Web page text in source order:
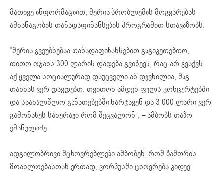
მათივე ინფორმაციით, მერია პრობლემის მოგვარებას
ამხანაგობის თანადაფინანსების პროგრამით სთავაზობს.
“მერია გვეუბნებაა თანადაფინანსებით გაგიკეთებთო,
თითო ოჯახს 300 ლარის დადება გვიწევს, რაც არ გვაქვს.
აქ ყველა სოციალურად დაუცველი ან დევნილია, მაგ
თანხას ვერ დავდებთ. თვითონ ამდენ ფულს კონცერტებში
და საახალწლო განათებებში ხარჯავენ და 3 000 ლარი ვერ
გამონახეს სახურავი რომ შეცვალონ”, – ამბობს თაზო
ემანულიძე.
ადგილობრივი მცხოვრებლები ამბობენ, რომ ზამთრის
მოახლოებასთან ერთად, კორპუსში ცხოვრება კიდევ